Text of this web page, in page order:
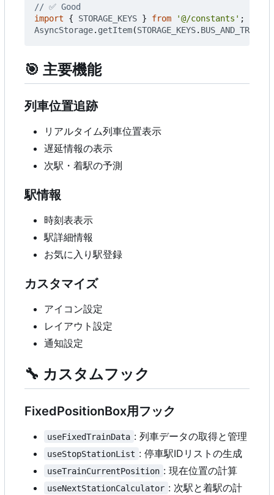
import
{ STORAGE_KEYS } from '@/constants' ;
AsyncStorage. getItem(STORAGE_KEYS. BUS_AND_TRAIN
🎯 主要機能
列車位置追跡
リアルタイム列車位置表示
遅延情報の表示
次駅・着駅の予測
駅情報
時刻表表示
駅詳細情報
お気に入り駅登録
カスタマイズ
アイコン設定
レイアウト設定
通知設定
🔧 カスタムフック
FixedPositionBox用フック
useFixedTrainData : 列車データの取得と管理
useStopStationList : 停車駅IDリストの生成
useTrainCurrentPosition : 現在位置の計算
useNextStationCalculator : 次駅と着駅の計